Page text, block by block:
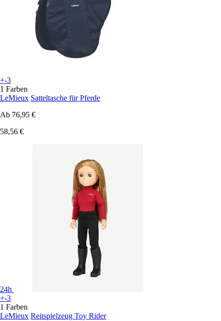
+-3
1 Farben
LeMieux Satteltasche für Pferde
Ab 76,95 €
58,56 €
24h
+-3
1 Farben
LeMieux Reitspielzeug Toy Rider